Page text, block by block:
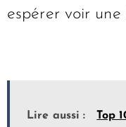
espérer voir
Lire aussi : Top